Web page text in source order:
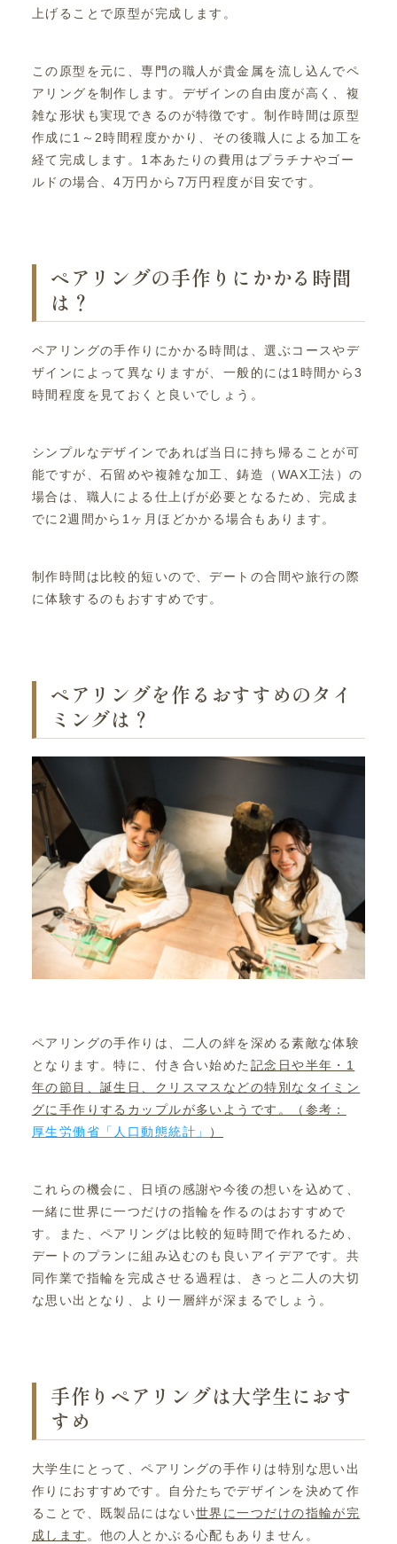
上げることで原型が完成します。
この原型を元に、専門の職人が貴金属を流し込んでペ
アリングを制作します。デザインの自由度が高く、複
雑な形状も実現できるのが特徴です。制作時間は原型
作成に1～2時間程度かかり、その後職人による加工を
経て完成します。1本あたりの費用はプラチナやゴー
ルドの場合、4万円から7万円程度が目安です。
ペアリングの手作りにかかる時間
は？
ペアリングの手作りにかかる時間は、選ぶコースやデ
ザインによって異なりますが、一般的には1時間から3
時間程度を見ておくと良いでしょう。
シンプルなデザインであれば当日に持ち帰ることが可
能ですが、石留めや複雑な加工、鋳造（WAX工法）の
場合は、職人による仕上げが必要となるため、完成ま
でに2週間から1ヶ月ほどかかる場合もあります。
制作時間は比較的短いので、デートの合間や旅行の際
に体験するのもおすすめです。
ペアリングを作るおすすめのタイ
ミングは？
ペアリングの手作りは、二人の絆を深める素敵な体験
となります。特に、付き合い始めた 記念日や半年・1
年の節目、誕生日、クリスマスなどの特別なタイミン
グに手作りするカップルが多いようです。（参考：
厚生労働省「人口動態統計」 ）
これらの機会に、日頃の感謝や今後の想いを込めて、
一緒に世界に一つだけの指輪を作るのはおすすめで
す。また、ペアリングは比較的短時間で作れるため、
デートのプランに組み込むのも良いアイデアです。共
同作業で指輪を完成させる過程は、きっと二人の大切
な思い出となり、より一層絆が深まるでしょう。
手作りペアリングは大学生におす
すめ
大学生にとって、ペアリングの手作りは特別な思い出
作りにおすすめです。自分たちでデザインを決めて作
ることで、既製品にはない世界に一つだけの指輪が完
成します 。他の人とかぶる心配もありません。